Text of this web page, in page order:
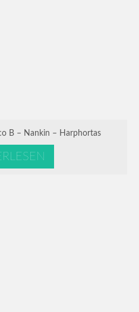
B – Nankin – Harphortas